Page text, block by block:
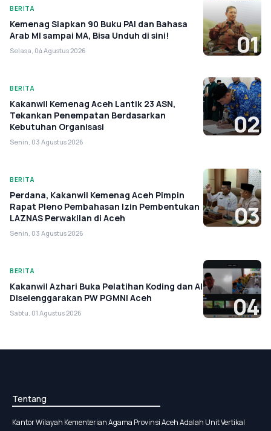
BERITA
Kemenag Siapkan 90 Buku PAI dan Bahasa
Arab MI sampai MA, Bisa Unduh di sini!
Selasa, 04 Agustus 2026 01
BERITA
Kakanwil Kemenag Aceh Lantik 23 ASN,
Tekankan Penempatan Berdasarkan
Kebutuhan Organisasi
Senin, 03 Agustus 2026
02
BERITA
Perdana, Kakanwil Kemenag Aceh Pimpin
Rapat Pleno Pembahasan Izin Pembentukan
LAZNAS Perwakilan di Aceh
Senin, 03 Agustus 2026
03
BERITA
Kakanwil Azhari Buka Pelatihan Koding dan AI
Diselenggarakan PW PGMNI Aceh
Sabtu, 01 Agustus 2026 04
Tentang
Kantor Wilayah Kementerian Agama Provinsi Aceh Adalah Unit Vertikal